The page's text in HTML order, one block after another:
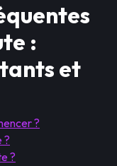
:
et
?
?
?